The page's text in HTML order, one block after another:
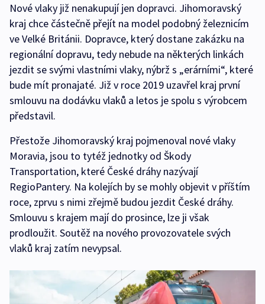
Nové vlaky již nenakupují jen dopravci. Jihomoravský
kraj chce částečně přejít na model podobný železnicím
ve Velké Británii. Dopravce, který dostane zakázku na
regionální dopravu, tedy nebude na některých linkách
jezdit se svými vlastními vlaky, nýbrž s „erárními“, které
bude mít pronajaté. Již v roce 2019 uzavřel kraj první
smlouvu na dodávku vlaků a letos je spolu s výrobcem
představil.
Přestože Jihomoravský kraj pojmenoval nové vlaky
Moravia, jsou to tytéž jednotky od Škody
Transportation, které České dráhy nazývají
RegioPantery. Na kolejích by se mohly objevit v příštím
roce, zprvu s nimi zřejmě budou jezdit České dráhy.
Smlouvu s krajem mají do prosince, lze ji však
prodloužit. Soutěž na nového provozovatele svých
vlaků kraj zatím nevypsal.